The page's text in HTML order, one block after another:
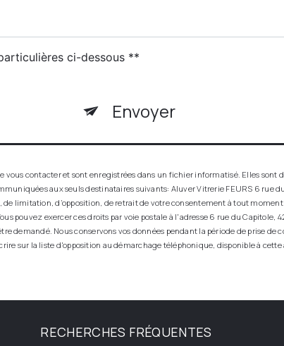
ci-dessous **
Envoyer
vous contacter et sont enregistrées dans un fichier informatisé. Elles sont
aux seuls destinataires suivants: Aluver Vitrerie FEURS 6 rue
limitation, d’opposition, de retrait de votre consentement à tout
pouvez exercer ces droits par voie postale à l'adresse 6 rue du Capitole,
Nous conservons vos données pendant la période de prise de
sur la liste d'opposition au démarchage téléphonique, disponible à
RECHERCHES FRÉQUENTES